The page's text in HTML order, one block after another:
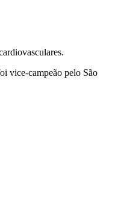
vice-campeão pelo São